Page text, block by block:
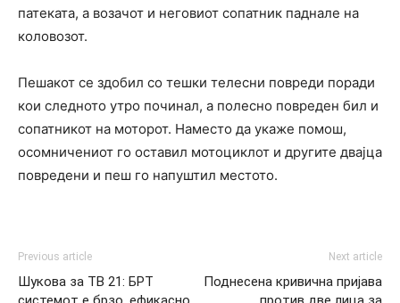
патеката, а возачот и неговиот сопатник паднале на
коловозот.
Пешакот се здобил со тешки телесни повреди поради
кои следното утро починал, а полесно повреден бил и
сопатникот на моторот. Наместо да укаже помош,
осомничениот го оставил мотоциклот и другите двајца
повредени и пеш го напуштил местото.
Previous article
Шукова за ТВ 21: БРТ
Next article
Поднесена кривична пријава